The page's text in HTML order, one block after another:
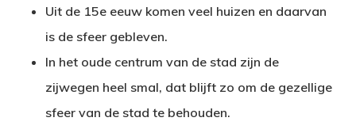
Uit de 15e eeuw komen veel huizen en daarvan
is de sfeer gebleven.
In het oude centrum van de stad zijn de
zijwegen heel smal, dat blijft zo om de gezellige
sfeer van de stad te behouden.